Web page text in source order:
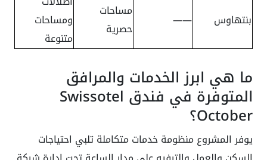
بنتهاوس ——
مساحات
حصرية
ومساحات
متنوعة
ما هي ابرز الخدمات والمرافق
المتوفرة في فندق Swissotel
October؟
يوفر المشروع منظومة خدمات متكاملة تلبي احتياجات